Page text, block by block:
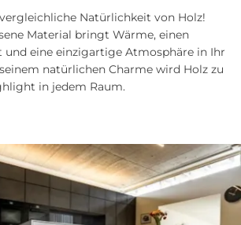
Natürlichkeit von Holz!
Material bringt Wärme, einen
und eine einzigartige Atmosphäre in Ihr
natürlichen Charme wird Holz zu
in jedem Raum.